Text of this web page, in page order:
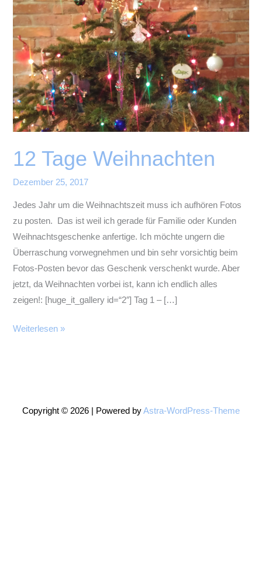
12 Tage Weihnachten
Dezember 25, 2017
Jedes Jahr um die Weihnachtszeit muss ich aufhören Fotos
zu posten. Das ist weil ich gerade für Familie oder Kunden
Weihnachtsgeschenke anfertige. Ich möchte ungern die
Überraschung vorwegnehmen und bin sehr vorsichtig beim
Fotos-Posten bevor das Geschenk verschenkt wurde. Aber
jetzt, da Weihnachten vorbei ist, kann ich endlich alles
zeigen!: [huge_it_gallery id=“2″] Tag 1 – […]
12
Weiterlesen »
Copyright © 2026 | Powered byAstra-WordPress-Theme